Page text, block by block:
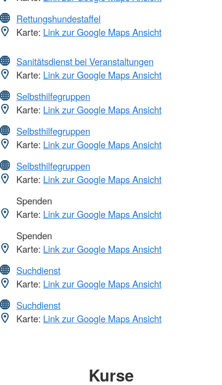
Rettungshundestaffel
Karte: Link zur Google Maps Ansicht
Sanitätsdienst bei Veranstaltungen
Karte: Link zur Google Maps Ansicht
Selbsthilfegruppen
Karte: Link zur Google Maps Ansicht
Selbsthilfegruppen
Karte: Link zur Google Maps Ansicht
Selbsthilfegruppen
Karte: Link zur Google Maps Ansicht
Spenden
Karte: Link zur Google Maps Ansicht
Spenden
Karte: Link zur Google Maps Ansicht
Suchdienst
Karte: Link zur Google Maps Ansicht
Suchdienst
Karte: Link zur Google Maps Ansicht
Kurse